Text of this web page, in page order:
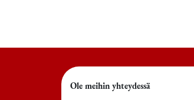
Ole meihin yhteydessä